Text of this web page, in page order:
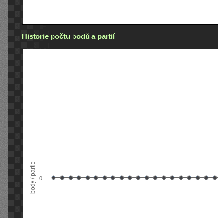
Historie počtu bodů a partií
body / partie 0